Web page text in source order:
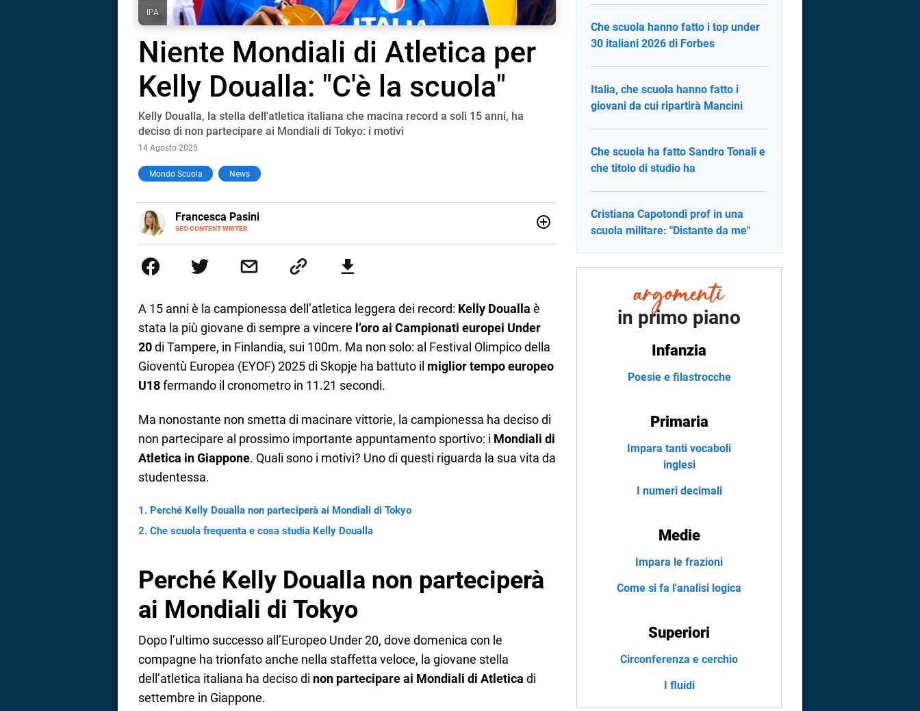
IPA
Niente Mondiali di Atletica per
Kelly Doualla: "C'è la scuola"
Kelly Doualla, la stella dell'atletica italiana che macina record a soli 15 anni, ha
deciso di non partecipare ai Mondiali di Tokyo: i motivi
14 Agosto 2025
Mondo Scuola News
Francesca Pasini
SEO CONTENT WRITER
E-
MAIL
parlano di luoghi, viaggi unici, cultura e lifestyle, che trasformo in parole scritte per lavoro e
per passione.
A 15 anni è la campionessa dell’atletica leggera dei record: Kelly Doualla è
stata la più giovane di sempre a vincere l’oro ai Campionati europei Under
20di Tampere, in Finlandia, sui 100m. Ma non solo: al Festival Olimpico della
Gioventù Europea (EYOF) 2025 di Skopje ha battuto il miglior tempo europeo
U18fermando il cronometro in 11.21 secondi.
Ma nonostante non smetta di macinare vittorie, la campionessa ha deciso di
non partecipare al prossimo importante appuntamento sportivo: i Mondiali di
Atletica in Giappone. Quali sono i motivi? Uno di questi riguarda la sua vita da
studentessa.
Perché Kelly Doualla non parteciperà ai Mondiali di Tokyo
Che scuola frequenta e cosa studia Kelly Doualla
Perché Kelly Doualla non parteciperà
ai Mondiali di Tokyo
Dopo l’ultimo successo all’Europeo Under 20, dove domenica con le
compagne ha trionfato anche nella staffetta veloce, la giovane stella
dell’atletica italiana ha deciso di non partecipare ai Mondiali di Atletica di
settembre in Giappone.
Che scuola hanno fatto i top under
30 italiani 2026 di Forbes
Italia, che scuola hanno fatto i
giovani da cui ripartirà Mancini
Che scuola ha fatto Sandro Tonali e
che titolo di studio ha
Cristiana Capotondi prof in una
scuola militare: "Distante da me"
in primo piano
Infanzia
Poesie e filastrocche
Primaria
Impara tanti vocaboli
inglesi
I numeri decimali
Medie
Impara le frazioni
Come si fa l'analisi logica
Superiori
Circonferenza e cerchio
I fluidi